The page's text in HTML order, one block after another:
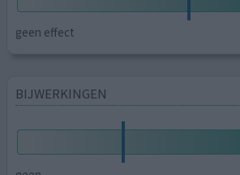
geen effect
BIJWERKINGEN